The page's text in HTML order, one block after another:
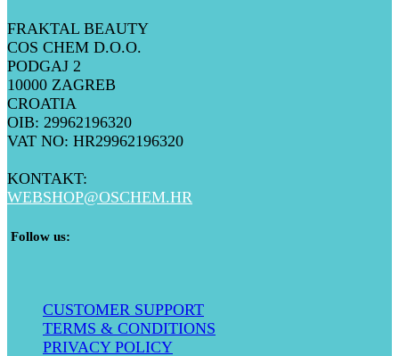
FRAKTAL BEAUTY
COS CHEM D.O.O.
PODGAJ 2
10000 ZAGREB
CROATIA
OIB: 29962196320
VAT NO: HR29962196320
KONTAKT:
WEBSHOP@OSCHEM.HR
​ Follow us:
CUSTOMER SUPPORT
TERMS & CONDITIONS
PRIVACY POLICY